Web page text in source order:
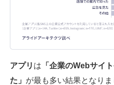
アプリ は 「企業のWebサイ
た」 が最も多い結果となりま